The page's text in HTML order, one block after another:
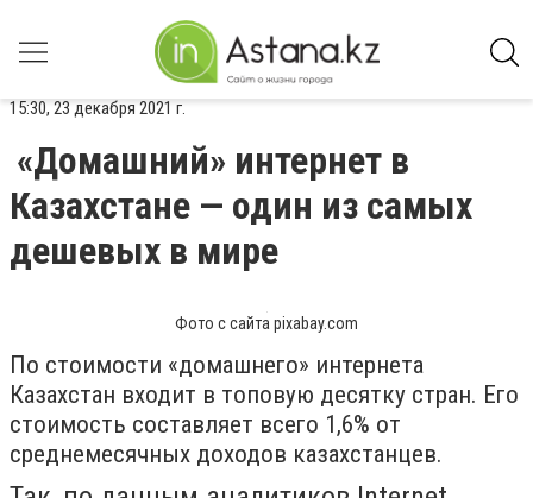
15:30, 23 декабря 2021 г.
«Домашний» интернет в
Казахстане — один из самых
дешевых в мире
Фото с сайта pixabay.com
По стоимости «домашнего» интернета
Казахстан входит в топовую десятку стран. Его
стоимость составляет всего 1,6% от
среднемесячных доходов казахстанцев.